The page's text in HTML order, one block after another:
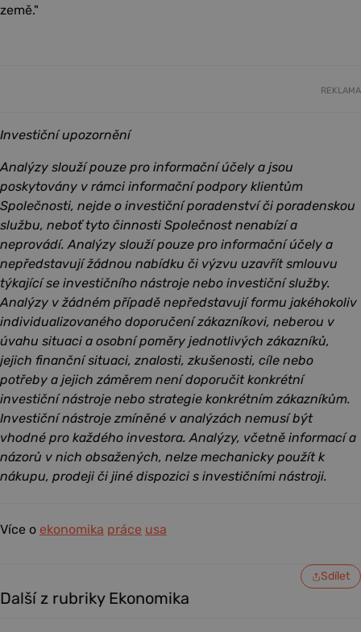
země."
REKLAMA
Investiční upozornění
Analýzy slouží pouze pro informační účely a jsou
poskytovány v rámci informační podpory klientům
Společnosti, nejde o investiční poradenství či poradenskou
službu, neboť tyto činnosti Společnost nenabízí a
neprovádí. Analýzy slouží pouze pro informační účely a
nepředstavují žádnou nabídku či výzvu uzavřít smlouvu
týkající se investičního nástroje nebo investiční služby.
Analýzy v žádném případě nepředstavují formu jakéhokoliv
individualizovaného doporučení zákazníkovi, neberou v
úvahu situaci a osobní poměry jednotlivých zákazníků,
jejich finanční situaci, znalosti, zkušenosti, cíle nebo
potřeby a jejich záměrem není doporučit konkrétní
investiční nástroje nebo strategie konkrétním zákazníkům.
Investiční nástroje zmíněné v analýzách nemusí být
vhodné pro každého investora. Analýzy, včetně informací a
názorů v nich obsažených, nelze mechanicky použít k
nákupu, prodeji či jiné dispozici s investičními nástroji.
Více o ekonomika práce usa
Sdílet
Další z rubriky Ekonomika